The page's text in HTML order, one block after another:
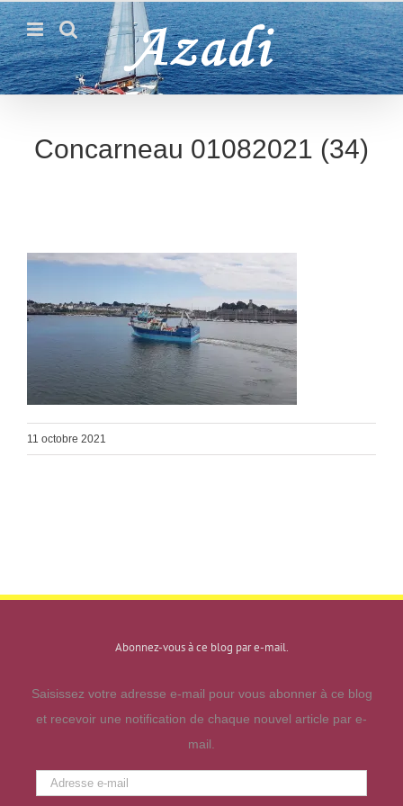
Passer
au
contenu
Concarneau 01082021 (34)
11 octobre 2021
Abonnez-vous à ce blog par e-mail.
Saisissez votre adresse e-mail pour vous abonner à ce blog
et recevoir une notification de chaque nouvel article par e-
mail.
Adresse